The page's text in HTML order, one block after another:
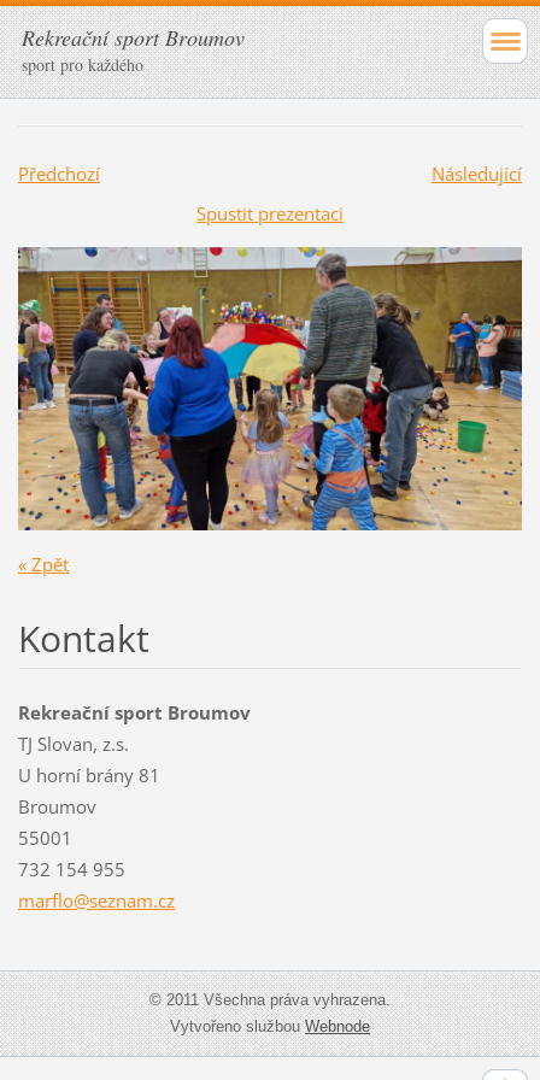
Rekreační sport Broumov
sport pro každého
Předchozí
Následující
Spustit prezentaci
« Zpět
Kontakt
Rekreační sport Broumov
TJ Slovan, z.s.
U horní brány 81
Broumov
55001
732 154 955
marflo@seznam.cz
© 2011 Všechna práva vyhrazena.
Vytvořeno službouWebnode